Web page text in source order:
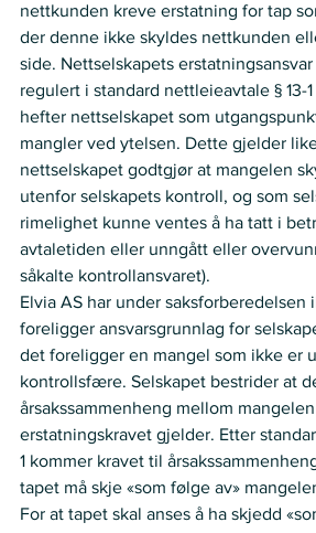
nettkunden kreve erstatning for tap
der denne ikke skyldes nettkunden
side. Nettselskapets
regulert i standard nettleieavtale § 13-1
hefter nettselskapet som
mangler ved ytelsen. Dette gjelder
nettselskapet godtgjør at mangelen
utenfor selskapets kontroll, og som
rimelighet kunne ventes å ha tatt i
avtaletiden eller unngått eller
såkalte kontrollansvaret).
Elvia AS har under saksforberedelsen
foreligger ansvarsgrunnlag for
det foreligger en mangel som ikke er
kontrollsfære. Selskapet bestrider at
årsakssammenheng mellom
erstatningskravet gjelder. Etter
1 kommer kravet til
tapet må skje «som følge av»
For at tapet skal anses å ha skjedd